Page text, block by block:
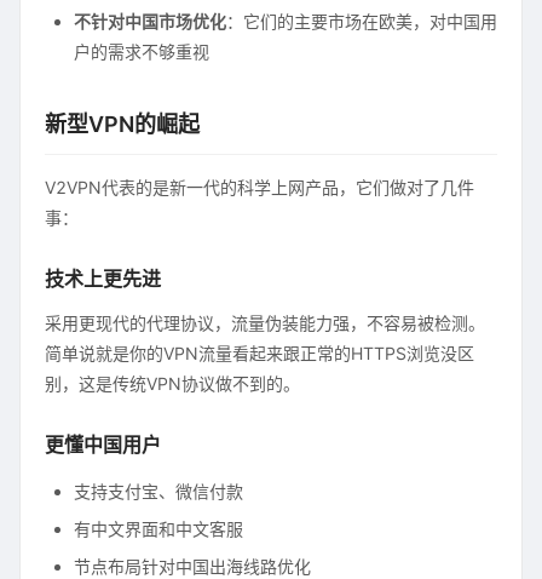
不针对中国市场优化：它们的主要市场在欧美，对中国用
户的需求不够重视
新型VPN的崛起
V2VPN代表的是新一代的科学上网产品，它们做对了几件
事：
技术上更先进
采用更现代的代理协议，流量伪装能力强，不容易被检测。
简单说就是你的VPN流量看起来跟正常的HTTPS浏览没区
别，这是传统VPN协议做不到的。
更懂中国用户
支持支付宝、微信付款
有中文界面和中文客服
节点布局针对中国出海线路优化